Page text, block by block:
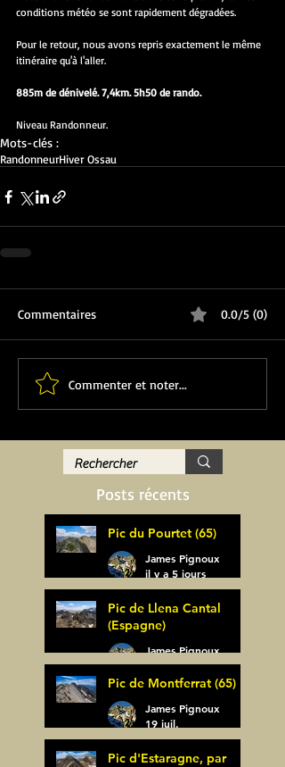
conditions météo se sont rapidement dégradées.
Pour le retour, nous avons repris exactement le même
itinéraire qu'à l'aller.
885m de dénivelé. 7,4km. 5h50 de rando.
Niveau Randonneur.
Mots-clés :
RandonneurHiver Ossau
Commentaires 0.0/5 (0)
Commenter et noter...
Posts récents
Pic du Pourtet (65)
James Pignoux
il y a 5 jours
Pic de Llena Cantal
(Espagne)
James Pignoux
30 juil.
Pic de Montferrat (65)
James Pignoux
19 juil.
Pic d'Estaragne, par